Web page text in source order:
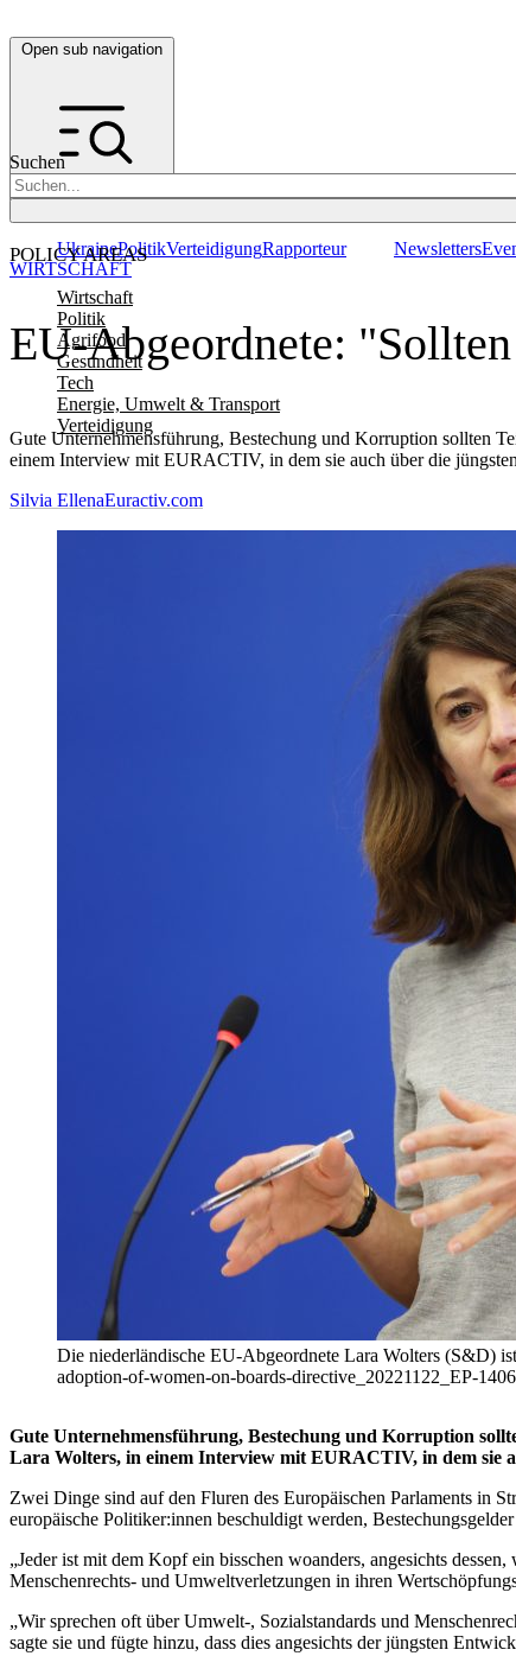
Open sub navigation
Suchen
POLICY AREAS
Wirtschaft
Politik
Agrifood
Gesundheit
Tech
Energie, Umwelt & Transport
Verteidigung
UkrainePolitikVerteidigungRapporteur Newsletters
EU-Abgeordnete:
Gute Unternehmensführung, Bestechung und Korruption sollten
einem Interview mit EURACTIV, in dem sie auch über die
WIRTSCHAFT
Silvia EllenaEuractiv.com
Die niederländische EU-Abgeordnete Lara Wolters (S&D)
adoption-of-women-on-boards-directive_20221122_EP-
Gute Unternehmensführung, Bestechung und Korruption
Lara Wolters, in einem Interview mit EURACTIV, in dem sie
Zwei Dinge sind auf den Fluren des Europäischen Parlaments in
europäische Politiker:innen beschuldigt werden,
„Jeder ist mit dem Kopf ein bisschen woanders, angesichts
Menschenrechts- und Umweltverletzungen in ihren
„Wir sprechen oft über Umwelt-, Sozialstandards und
sagte sie und fügte hinzu, dass dies angesichts der jüngsten